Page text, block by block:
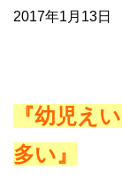
2017年1月13日
『幼児え
多い』